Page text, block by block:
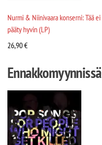
Nurmi & Niinivaara konserni: Tää ei
pääty hyvin (LP)
26,90€
Ennakkomyynnissä